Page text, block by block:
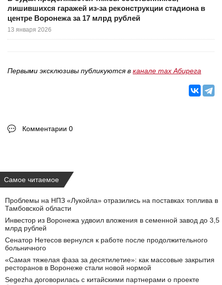
лишившихся гаражей из-за реконструкции стадиона в
центре Воронежа за 17 млрд рублей
13 января 2026
Первыми эксклюзивы публикуются в канале max Абирега
Комментарии 0
Самое читаемое
Проблемы на НПЗ «Лукойла» отразились на поставках топлива в
Тамбовской области
Инвестор из Воронежа удвоил вложения в семенной завод до 3,5
млрд рублей
Сенатор Нетесов вернулся к работе после продолжительного
больничного
«Самая тяжелая фаза за десятилетие»: как массовые закрытия
ресторанов в Воронеже стали новой нормой
Segezha договорилась с китайскими партнерами о проекте